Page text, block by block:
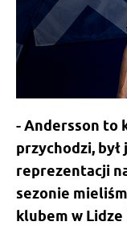
- Andersson to
przychodzi, był
reprezentacji
sezonie
klubem w